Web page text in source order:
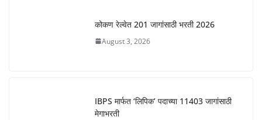
कोकण रेल्वेत 201 जागांसाठी भरती 2026
August 3, 2026
IBPS मार्फत ‘लिपिक’ पदाच्या 11403 जागांसाठी
मेगाभरती